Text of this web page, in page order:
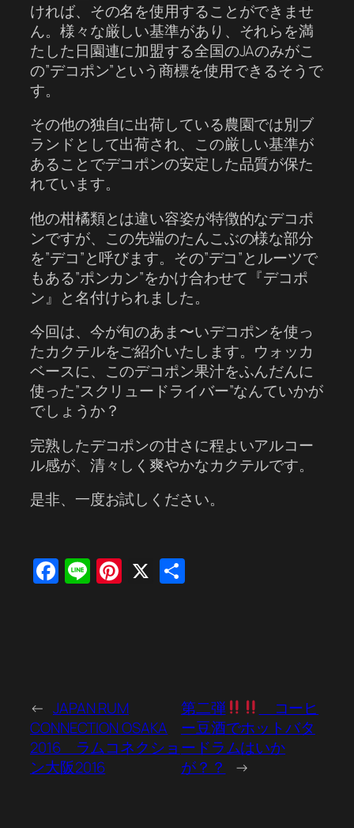
ければ、その名を使用することができませ
ん。様々な厳しい基準があり、それらを満
たした日園連に加盟する全国のJAのみがこ
の”デコポン”という商標を使用できるそうで
す。
その他の独自に出荷している農園では別ブ
ランドとして出荷され、この厳しい基準が
あることでデコポンの安定した品質が保た
れています。
他の柑橘類とは違い容姿が特徴的なデコポ
ンですが、この先端のたんこぶの様な部分
を”デコ”と呼びます。その”デコ”とルーツで
もある”ポンカン”をかけ合わせて『デコポ
ン』と名付けられました。
今回は、今が旬のあま〜いデコポンを使っ
たカクテルをご紹介いたします。ウォッカ
ベースに、このデコポン果汁をふんだんに
使った”スクリュードライバー”なんていかが
でしょうか？
完熟したデコポンの甘さに程よいアルコー
ル感が、清々しく爽やかなカクテルです。
是非、一度お試しください。
Facebook
LinePinterest
X
← JAPAN RUM
CONNECTION OSAKA
2016 ラムコネクショ
ン大阪2016
第二弾
コーヒ
ー豆酒でホットバタ
ードラムはいか
が？？
→